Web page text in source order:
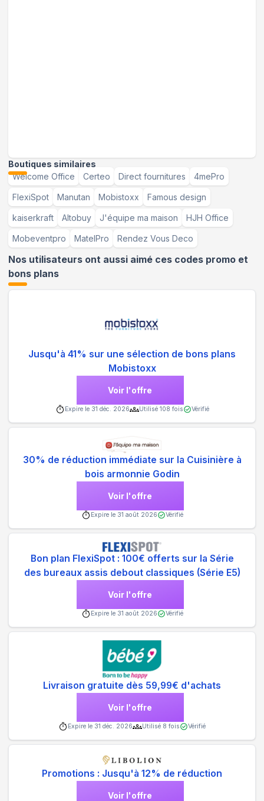
Boutiques similaires
Welcome Office
Certeo Direct fournitures 4mePro
FlexiSpot Manutan Mobistoxx Famous design
kaiserkraft Altobuy J'équipe ma maison HJH Office
Mobeventpro MatelPro Rendez Vous Deco
Nos utilisateurs ont aussi aimé ces codes promo et
bons plans
Jusqu'à 41% sur une sélection de bons plans
Mobistoxx
Voir l'offre
Expire le 31 déc. 2026 Utilisé 108 fois Vérifié
30% de réduction immédiate sur la Cuisinière à
bois armonnie Godin
Voir l'offre
Expire le 31 août 2026 Vérifié
Bon plan FlexiSpot : 100€ offerts sur la Série
des bureaux assis debout classiques (Série E5)
Voir l'offre
Expire le 31 août 2026 Vérifié
Livraison gratuite dès 59,99€ d'achats
Voir l'offre
Expire le 31 déc. 2026 Utilisé 8 fois Vérifié
Promotions : Jusqu'à 12% de réduction
Voir l'offre